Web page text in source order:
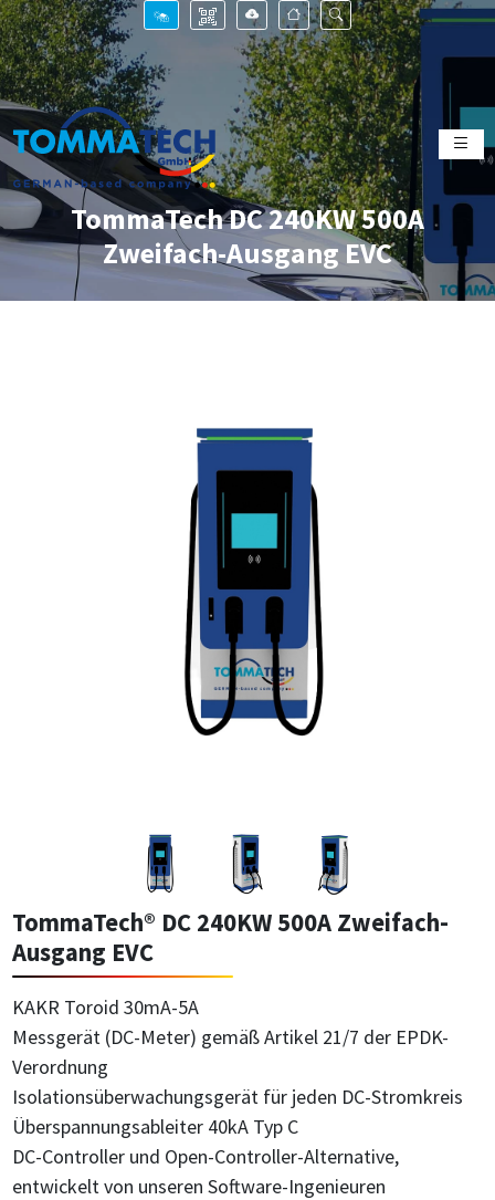
TommaTech DC 240KW 500A
Zweifach-Ausgang EVC
TommaTech® DC 240KW 500A Zweifach-
Ausgang EVC
KAKR Toroid 30mA-5A
Messgerät (DC-Meter) gemäß Artikel 21/7 der EPDK-
Verordnung
Isolationsüberwachungsgerät für jeden DC-Stromkreis
Überspannungsableiter 40kA Typ C
DC-Controller und Open-Controller-Alternative,
entwickelt von unseren Software-Ingenieuren